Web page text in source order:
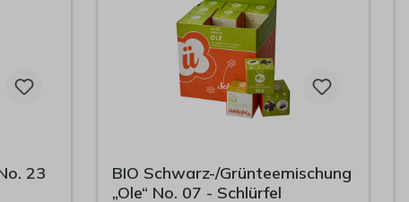
23
BIO Schwarz-/Grünteemischung
„Ole“ No. 07 - Schlürfel